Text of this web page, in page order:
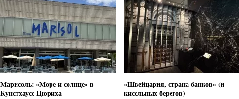
Марисоль: «Море и солнце» в
Кунстхаусе Цюриха
«Швейцария, страна банков» (и
кисельных берегов)